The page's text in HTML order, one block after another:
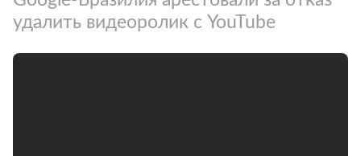
удалить видеоролик с YouTube